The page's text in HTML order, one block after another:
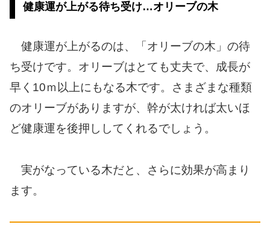
健康運が上がる待ち受け…オリーブの木
健康運が上がるのは、「オリーブの木」の待
ち受けです。オリーブはとても丈夫で、成長が
早く10ｍ以上にもなる木です。さまざまな種類
のオリーブがありますが、幹が太ければ太いほ
ど健康運を後押ししてくれるでしょう。
実がなっている木だと、さらに効果が高まり
ます。